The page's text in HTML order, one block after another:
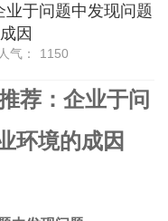
业于问题中发现问题
因
人气： 1150
荐：企业于问
环境的成因